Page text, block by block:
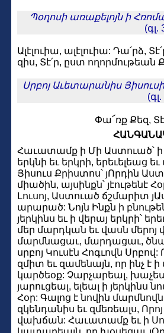
Պօղոսի առաքելոյն ի
(գլ.
Ալէլուիա, ալէլուիա: Դա՛րձ,
զիս, Տէ՛ր, ըստ ողորմութեան
Սրբոյ Աւետարանիս
Փա՜ռք Քեզ,
Հաւատամք ի Մի Աստուած՝ ի
երկնի եւ երկրի, երեւելեաց
Յիսուս Քրիստոս՝ յՈրդին
միածին, այսինքն՝ յէութենէ
Լուսոյ, Աստուած ճշմարիտ
արարած: Նոյն Ինքն ի
յերկինս եւ ի վերայ երկրի՝
մեր մարդկան եւ վասն մերոյ
մարմնացաւ, մարդացաւ,
սրբոյ Կուսէն Հոգւովն
զմիտ եւ զամենայն, որ ինչ է
կարծեօք: Չարչարեալ,
յարուցեալ, ելեալ ի յերկինս
Հօր: Գալոց է նովին
զկենդանիս եւ զմեռեալս,
վախճան: Հաւատամք եւ ի